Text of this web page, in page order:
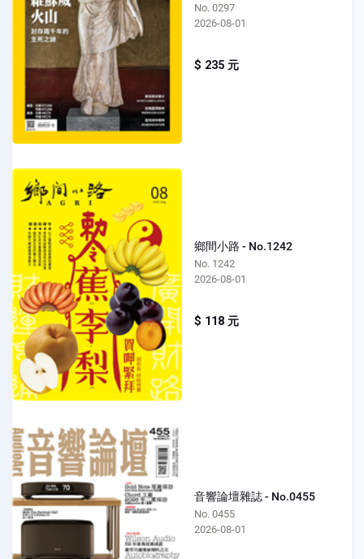
No. 0297
2026-08-01
$ 235 元
鄉間小路 - No.1242
No. 1242
2026-08-01
$ 118 元
音響論壇雜誌 - No.0455
No. 0455
2026-08-01